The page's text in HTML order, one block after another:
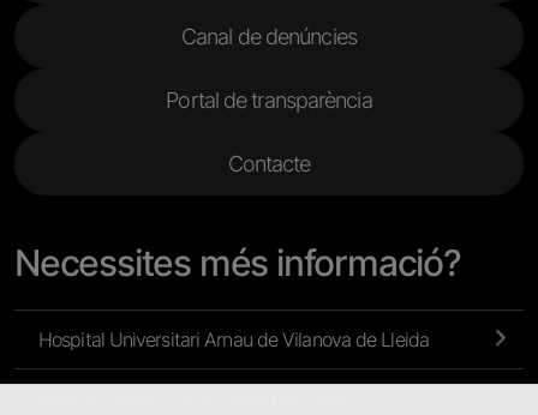
Canal de denúncies
Portal de transparència
Contacte
Necessites més informació?
Hospital Universitari Arnau de Vilanova de Lleida